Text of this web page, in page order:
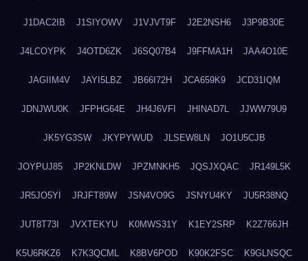
J1DAC2IB J1SIYOWV J1VJVT9F J2E2NSH6 J3P9B30E
J4LCOYPK J4OTD6ZK J6SQ07B4 J9FFMA1H JAA4O10E
JAGIIM4V JAYI5LBZ JB66I72H JCA659K9 JCD31IQM
JDNJWU0K JFPHG64E JH4J6VFI JHINAD7L JJWW79U9
JK5YG3SW JKYPYWUD JLSEW8LN JO1U5CJB
JOYPUJ85 JP2KNLDW JPZMNKH5 JQSJXQAC JR149L5K
JR5JO5YI JRJFT89W JSN4VO9G JSNYU4KY JU5R38NQ
JUT8T73I JVXTEKYU K0MWS31Y K1EY2SRP K2Z766JH
K5U6RKZ6 K7K3QCML K8BV6POD K90K2FSC K9GLNSQC